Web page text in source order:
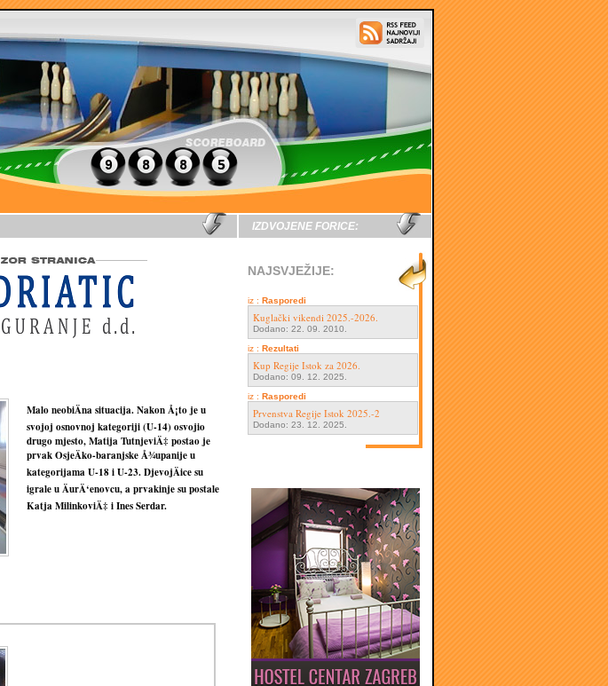
Malo neobiÄna situacija. Nakon Å¡to je u
svojoj osnovnoj kategoriji (U-14) osvojio
drugo mjesto, Matija TutnjeviÄ‡ postao je
prvak OsjeÄko-baranjske Å¾upanije u
kategorijama U-18 i U-23. DjevojÄice su
igrale u ÄurÄ‘enovcu, a prvakinje su postale
Katja MilinkoviÄ‡ i Ines Serdar.
IZDVOJENE FORICE:
NAJSVJEŽIJE:
iz : Rasporedi
Kuglački vikendi 2025.-2026.
Dodano: 22. 09. 2010.
iz : Rezultati
Kup Regije Istok za 2026.
Dodano: 09. 12. 2025.
iz : Rasporedi
Prvenstva Regije Istok 2025.-2
Dodano: 23. 12. 2025.